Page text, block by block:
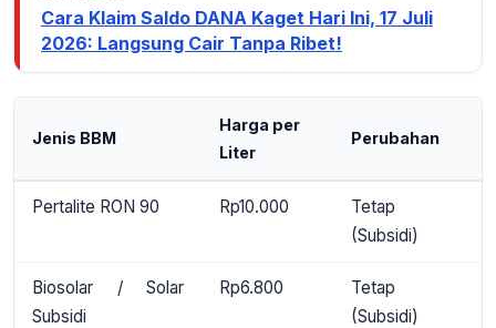
Cara Klaim Saldo DANA Kaget Hari Ini, 17 Juli
2026: Langsung Cair Tanpa Ribet!
Jenis BBM
Harga per
Liter
Perubahan
Pertalite RON 90 Rp10.000
Tetap
(Subsidi)
Biosolar / Solar
Subsidi
Rp6.800
Tetap
(Subsidi)